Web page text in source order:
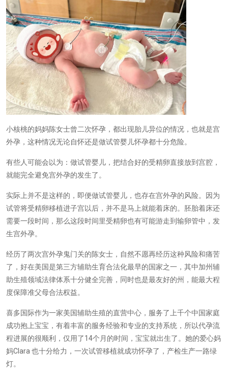
小核桃的妈妈陈女士曾二次怀孕，都出现胎儿异位的情况，也就是宫
外孕，这种情况无论自怀还是做试管婴儿怀孕都十分危险。
有些人可能会以为：做试管婴儿，把结合好的受精卵直接放到宫腔，
就能完全避免宫外孕的发生了。
实际上并不是这样的，即便做试管婴儿，也存在宫外孕的风险。因为
试管将受精卵移植进子宫以后，并不是马上就能着床的。胚胎着床还
需要一段时间，那么这段时间里受精卵也有可能游走到输卵管中，发
生宫外孕。
经历了两次宫外孕鬼门关的陈女士，自然不愿再经历这种风险和痛苦
了，好在美国是第三方辅助生育合法化最早的国家之一，其中加州辅
助生殖领域法律体系十分健全完善，同时也是最友好的州，能最大程
度保障准父母合法权益。
喜多国际作为一家美国辅助生殖的直营中心，服务了上千个中国家庭
成功抱上宝宝，有着丰富的服务经验和专业的支持系统，所以代孕流
程进展的很顺利，仅用了14个月的时间，宝宝就出生了。她的爱心妈
妈Clara 也十分给力，一次试管移植就成功怀孕了，产检生产一路绿
灯。